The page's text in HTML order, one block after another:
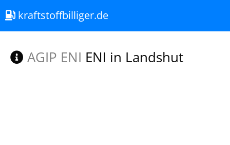
kraftstoffbilliger.de
AGIP ENI ENI in Landshut